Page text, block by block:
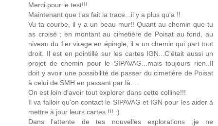
Merci pour le test!!!
Maintenant que t'as fait la trace...il y a plus qu'a !!
Vu ta courbe, il y a un beau mur!! Quant au chemin que tu
as croisé ; en montant au cimetière de Poisat au fond, au
niveau du 1er virage en épingle, il a un chemin qui part tout
droit. Il est en pointillé sur les cartes IGN...C'était aussi un
projet de chemin pour le SIPAVAG...mais toujours rien..Il
doit y avoir une possibilité de passer du cimetière de Poisat
à celui de SMH en passant par là....
On est loin d'avoir tout explorer dans cette colline!!!
Il va falloir qu'on contact le SIPAVAG et IGN pour les aider à
mettre à jour leurs cartes !!! :)
Dans l'attente de tes nouvelles explorations ;je ne